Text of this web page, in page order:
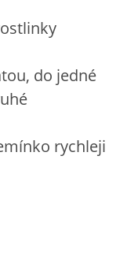
do jedné
rychleji